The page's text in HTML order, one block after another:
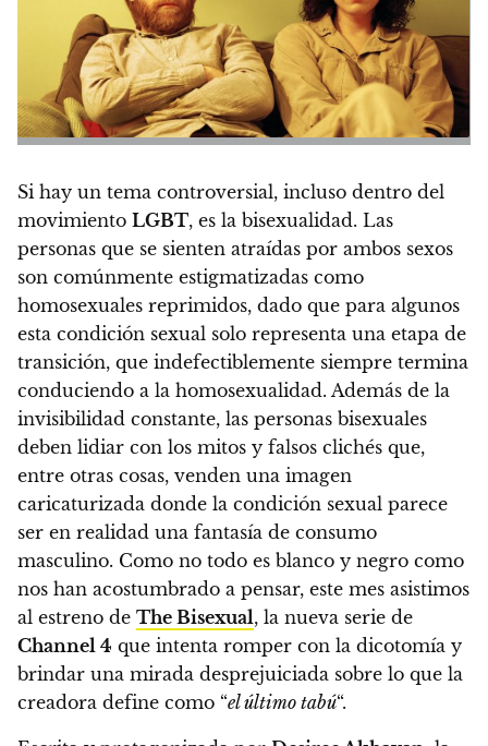
Si hay un tema controversial, incluso dentro del
movimiento LGBT, es la bisexualidad. Las
personas que se sienten atraídas por ambos sexos
son comúnmente estigmatizadas como
homosexuales reprimidos, dado que para algunos
esta condición sexual solo representa una etapa de
transición, que indefectiblemente siempre termina
conduciendo a la homosexualidad. Además de la
invisibilidad constante, las personas bisexuales
deben lidiar con los mitos y falsos clichés que,
entre otras cosas, venden una imagen
caricaturizada donde la condición sexual parece
ser en realidad una fantasía de consumo
masculino. Como no todo es blanco y negro como
nos han acostumbrado a pensar, este mes asistimos
al estreno de The Bisexual, la nueva serie de
Channel 4 que intenta romper con la dicotomía y
brindar una mirada desprejuiciada sobre lo que la
creadora define como “el último tabú“.